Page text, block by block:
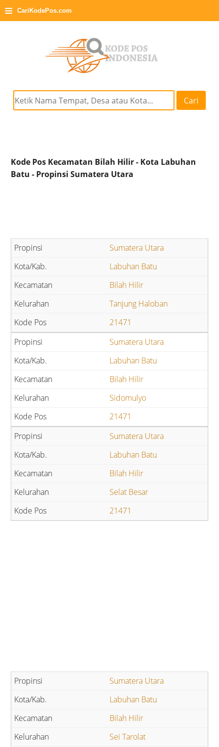
≡ CariKodePos.com
Cari
Kode Pos Kecamatan Bilah Hilir - Kota Labuhan
Batu - Propinsi Sumatera Utara
Sumatera Utara
Labuhan Batu
Bilah Hilir
Tanjung Haloban
21471
Sumatera Utara
Labuhan Batu
Bilah Hilir
Sidomulyo
21471
Sumatera Utara
Labuhan Batu
Bilah Hilir
Selat Besar
21471
Sumatera Utara
Labuhan Batu
Bilah Hilir
Sei Tarolat